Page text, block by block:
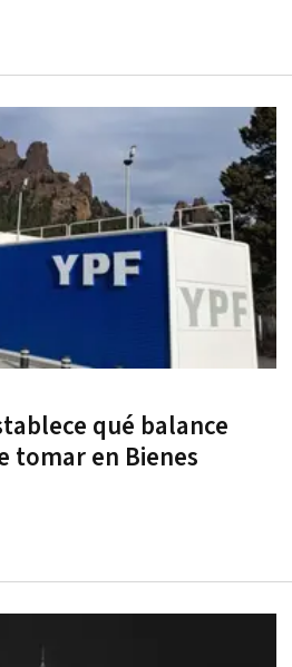
qué balance
tomar en Bienes